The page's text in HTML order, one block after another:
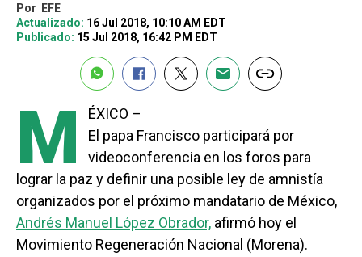
Por
EFE
Actualizado: 16 Jul 2018, 10:10 AM EDT
Publicado: 15 Jul 2018, 16:42 PM EDT
M
ÉXICO –
El papa Francisco participará por
videoconferencia en los foros para
lograr la paz y definir una posible ley de amnistía
organizados por el próximo mandatario de México,
Andrés Manuel López Obrador, afirmó hoy el
Movimiento Regeneración Nacional (Morena).